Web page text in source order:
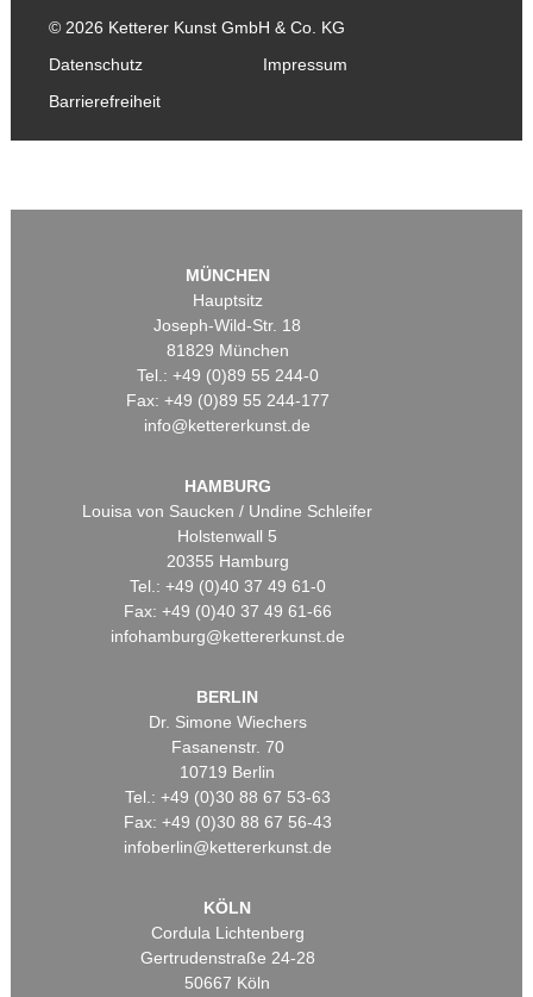
© 2026 Ketterer Kunst GmbH & Co. KG
Datenschutz
Impressum
Barrierefreiheit
MÜNCHEN
Hauptsitz
Joseph-Wild-Str. 18
81829 München
Tel.: +49 (0)89 55 244-0
Fax: +49 (0)89 55 244-177
info@kettererkunst.de
HAMBURG
Louisa von Saucken / Undine Schleifer
Holstenwall 5
20355 Hamburg
Tel.: +49 (0)40 37 49 61-0
Fax: +49 (0)40 37 49 61-66
infohamburg@kettererkunst.de
BERLIN
Dr. Simone Wiechers
Fasanenstr. 70
10719 Berlin
Tel.: +49 (0)30 88 67 53-63
Fax: +49 (0)30 88 67 56-43
infoberlin@kettererkunst.de
KÖLN
Cordula Lichtenberg
Gertrudenstraße 24-28
50667 Köln